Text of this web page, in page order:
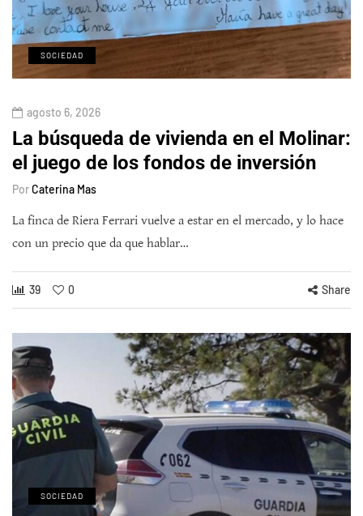
SOCIEDAD
agosto 6, 2026
La búsqueda de vivienda en el Molinar:
el juego de los fondos de inversión
PorCaterina Mas
La finca de Riera Ferrari vuelve a estar en el mercado, y lo hace
con un precio que da que hablar…
39 0 Share
SOCIEDAD